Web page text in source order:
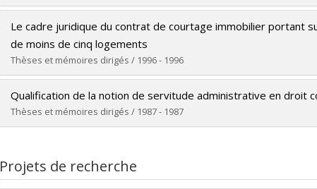
Diplôme obtenu :LL. M.
Lien vers le document dans Papyrus
Diplômé(e) :Chapleau, Sylvain
Cycle :Maîtrise
Diplôme obtenu :LL. M.
Lien vers le document dans Papyrus
Le cadre juridique du contrat de courtage immobilier portant
de moins de cinq logements
Thèses et mémoires dirigés / 1996 - 1996
Diplômé(e) :Barsalou, Claude
Cycle : Maîtrise
Diplôme obtenu :LL. M.
Qualification de la notion de servitude administrative en droit
Thèses et mémoires dirigés / 1987 - 1987
Cycle :Maîtrise
Diplôme obtenu :LL. M.
Projets de recherche